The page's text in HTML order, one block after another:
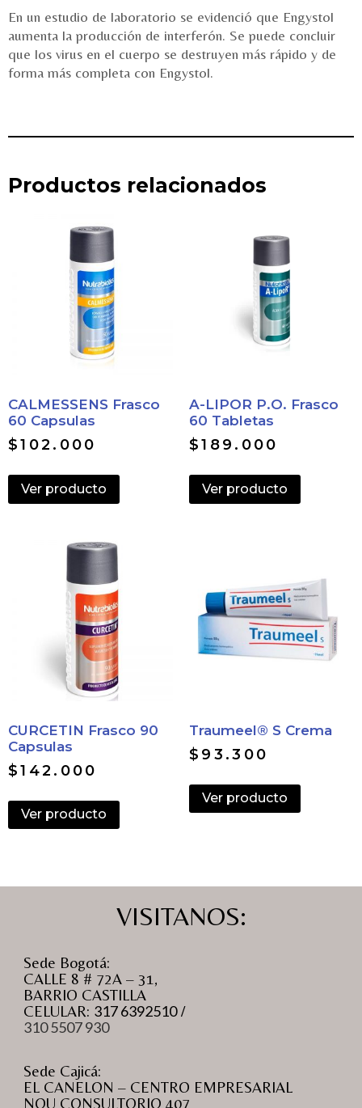
En un estudio de laboratorio se evidenció que Engystol
aumenta la producción de interferón. Se puede concluir
que los virus en el cuerpo se destruyen más rápido y de
forma más completa con Engystol.
Productos relacionados
CALMESSENS Frasco
60 Capsulas
$102.000
Ver producto
A-LIPOR P.O. Frasco
60 Tabletas
$189.000
Ver producto
CURCETIN Frasco 90
Capsulas
$142.000
Ver producto
Traumeel® S Crema
$ 93.300
Ver producto
VISITANOS:
Sede Bogotá:
CALLE 8 # 72A – 31,
BARRIO CASTILLA
CELULAR: 317 6392510/
310 5507 930
Sede Cajicá:
EL CANELON – CENTRO EMPRESARIAL
NOU CONSULTORIO 407